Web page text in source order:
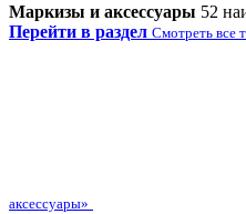
Маркизы и аксессуары 52
Перейти в раздел Смотреть все
аксессуары»